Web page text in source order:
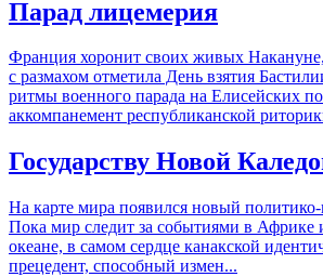
Парад лицемерия
Франция хоронит своих живых
с размахом отметила День взятия
ритмы военного парада на Елисейских
аккомпанемент республиканской
Государству Новой
На карте мира появился новый политико-
Пока мир следит за событиями в Африке
океане, в самом сердце канакской
прецедент, способный измен...